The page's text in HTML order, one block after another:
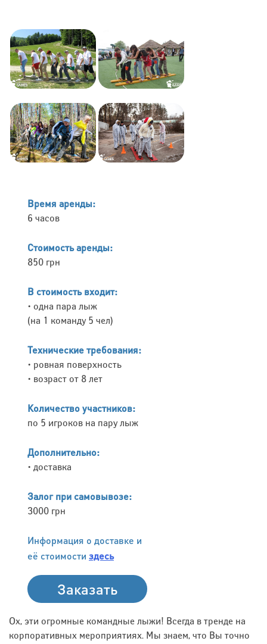
Время аренды:
6 часов
Стоимость аренды:
850 грн
В стоимость входит:
• одна пара лыж
(на 1 команду 5 чел)
Технические требования:
• ровная поверхность
• возраст от 8 лет
Количество участников:
по 5 игроков на пару лыж
Дополнительно:
• доставка
Залог при самовывозе:
3000 грн
Информация о доставке и
её стоимости здесь
Заказать
Ох, эти огромные командные лыжи! Всегда в тренде на
корпоративных мероприятиях. Мы знаем, что Вы точно